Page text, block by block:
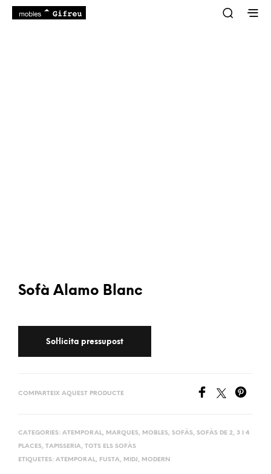
Sofà Alamo Blanc
COMPARTEIX AQUEST PRODUCTE
CATEGORIES: ATEMPORAL, MARQUES, MOBLES, SOFÀS, SOFÀS DE 2, 3 I 4
PLACES, TAPISSERIA, TOTS ELS SOFÀS
ETIQUETES: ATEMPORAL, FUSTA, MIDJ, MODERN